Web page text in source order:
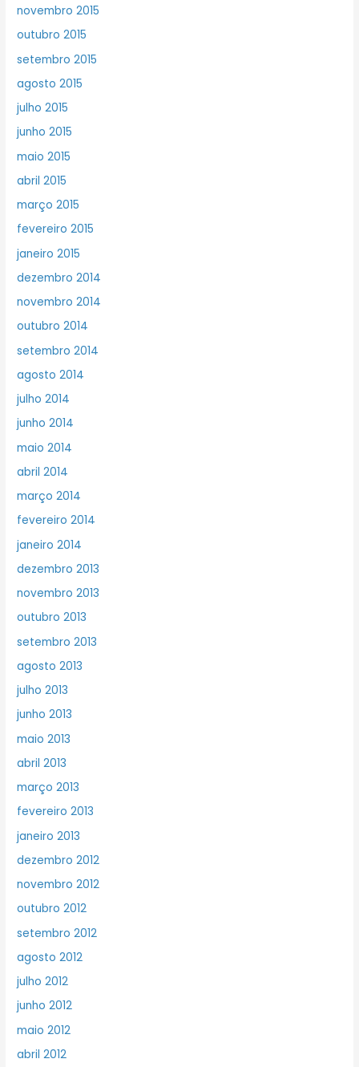
novembro 2015
outubro 2015
setembro 2015
agosto 2015
julho 2015
junho 2015
maio 2015
abril 2015
março 2015
fevereiro 2015
janeiro 2015
dezembro 2014
novembro 2014
outubro 2014
setembro 2014
agosto 2014
julho 2014
junho 2014
maio 2014
abril 2014
março 2014
fevereiro 2014
janeiro 2014
dezembro 2013
novembro 2013
outubro 2013
setembro 2013
agosto 2013
julho 2013
junho 2013
maio 2013
abril 2013
março 2013
fevereiro 2013
janeiro 2013
dezembro 2012
novembro 2012
outubro 2012
setembro 2012
agosto 2012
julho 2012
junho 2012
maio 2012
abril 2012